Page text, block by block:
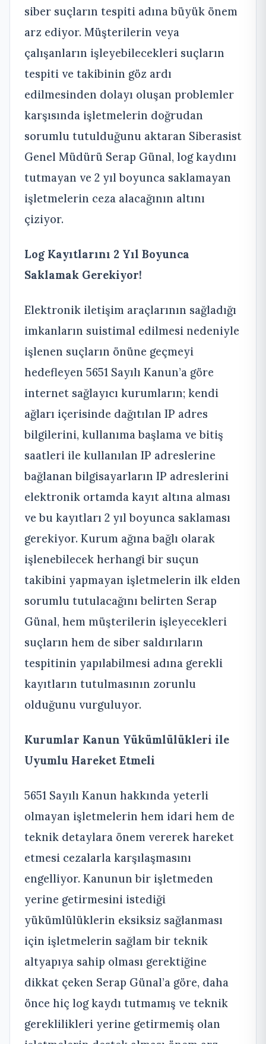
siber suçların tespiti adına büyük önem
arz ediyor. Müşterilerin veya
çalışanların işleyebilecekleri suçların
tespiti ve takibinin göz ardı
edilmesinden dolayı oluşan problemler
karşısında işletmelerin doğrudan
sorumlu tutulduğunu aktaran Siberasist
Genel Müdürü Serap Günal, log kaydını
tutmayan ve 2 yıl boyunca saklamayan
işletmelerin ceza alacağının altını
çiziyor.
Log Kayıtlarını 2 Yıl Boyunca
Saklamak Gerekiyor!
Elektronik iletişim araçlarının sağladığı
imkanların suistimal edilmesi nedeniyle
işlenen suçların önüne geçmeyi
hedefleyen 5651 Sayılı Kanun’a göre
internet sağlayıcı kurumların; kendi
ağları içerisinde dağıtılan IP adres
bilgilerini, kullanıma başlama ve bitiş
saatleri ile kullanılan IP adreslerine
bağlanan bilgisayarların IP adreslerini
elektronik ortamda kayıt altına alması
ve bu kayıtları 2 yıl boyunca saklaması
gerekiyor. Kurum ağına bağlı olarak
işlenebilecek herhangi bir suçun
takibini yapmayan işletmelerin ilk elden
sorumlu tutulacağını belirten Serap
Günal, hem müşterilerin işleyecekleri
suçların hem de siber saldırıların
tespitinin yapılabilmesi adına gerekli
kayıtların tutulmasının zorunlu
olduğunu vurguluyor.
Kurumlar Kanun Yükümlülükleri ile
Uyumlu Hareket Etmeli
5651 Sayılı Kanun hakkında yeterli
olmayan işletmelerin hem idari hem de
teknik detaylara önem vererek hareket
etmesi cezalarla karşılaşmasını
engelliyor. Kanunun bir işletmeden
yerine getirmesini istediği
yükümlülüklerin eksiksiz sağlanması
için işletmelerin sağlam bir teknik
altyapıya sahip olması gerektiğine
dikkat çeken Serap Günal’a göre, daha
önce hiç log kaydı tutmamış ve teknik
gereklilikleri yerine getirmemiş olan